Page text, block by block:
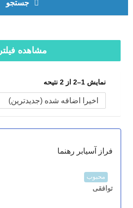
جستجو
مشاهده فیلتر
نمایش 1–2 از 2 نتیحه
فراز آسیابر رهنما
محبوب
توافقی